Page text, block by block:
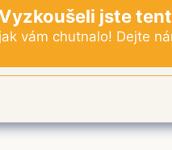
jste
jak vám chutnalo! Dejte